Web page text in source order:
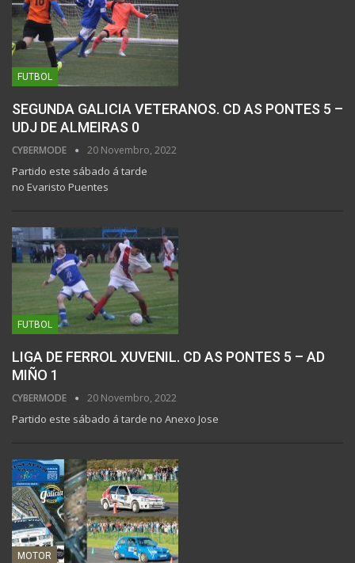
FUTBOL
SEGUNDA GALICIA VETERANOS. CD AS PONTES 5 –
UDJ DE ALMEIRAS 0
CYBERMODE 20 Novembro, 2022
Partido este sábado á tarde
no Evaristo Puentes
FUTBOL
LIGA DE FERROL XUVENIL. CD AS PONTES 5 – AD
MIÑO 1
CYBERMODE 20 Novembro, 2022
Partido este sábado á tarde no Anexo Jose
MOTOR